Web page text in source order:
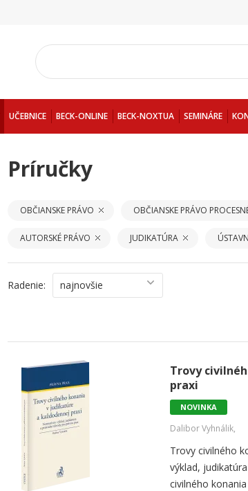
UČEBNICE BECK-ONLINE BECK-NOXTUA SEMINÁRE
Príručky
OBČIANSKE PRÁVO OBČIANSKE PRÁVO
AUTORSKÉ PRÁVO JUDIKATÚRA
Radenie: najnovšie
Trovy
praxi
NOVINKA
Dalibor Vyhnálik,
Trovy civilného
výklad,
civilného